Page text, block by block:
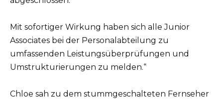
Mit sofortiger Wirkung haben sich alle Junior
Associates bei der Personalabteilung zu
umfassenden Leistungsüberprüfungen und
Umstrukturierungen zu melden.“
Chloe sah zu dem stummgeschalteten Fernseher